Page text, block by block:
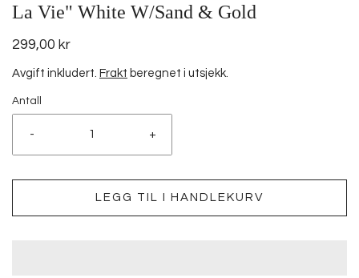
La Vie" White W/Sand & Gold
299,00 kr
Avgift inkludert. Frakt beregnet i utsjekk.
Antall
- +
LEGG TIL I HANDLEKURV